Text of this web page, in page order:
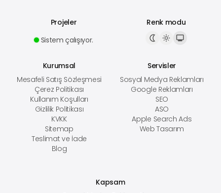
Projeler
Sistem çalışıyor.
Renk modu
Kurumsal
Mesafeli Satış Sözleşmesi
Çerez Politikası
Kullanım Koşulları
Gizlilik Politikası
KVKK
Sitemap
Teslimat ve İade
Blog
Servisler
Sosyal Medya Reklamları
Google Reklamları
SEO
ASO
Apple Search Ads
Web Tasarım
Kapsam